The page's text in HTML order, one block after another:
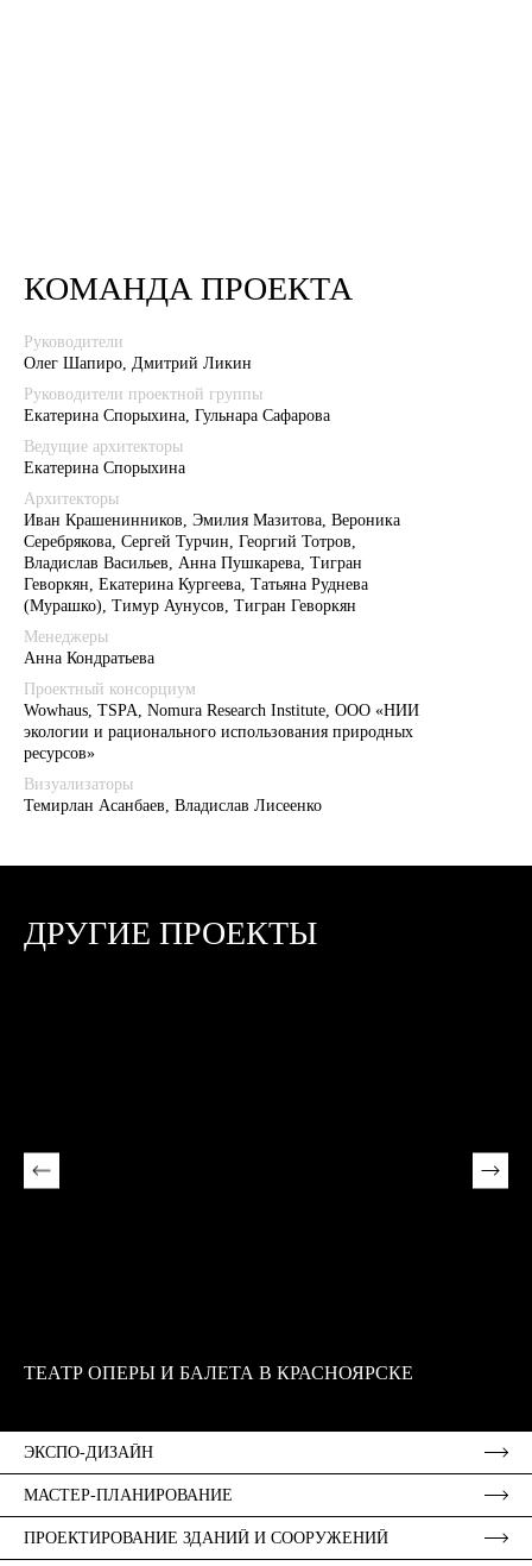
КОМАНДА ПРОЕКТА
Руководители
Олег Шапиро, Дмитрий Ликин
Руководители проектной группы
Екатерина Спорыхина, Гульнара Сафарова
Ведущие архитекторы
Екатерина Спорыхина
Архитекторы
Иван Крашенинников, Эмилия Мазитова, Вероника
Серебрякова, Сергей Турчин, Георгий Тотров,
Владислав Васильев, Анна Пушкарева, Тигран
Геворкян, Екатерина Кургеева, Татьяна Руднева
(Мурашко), Тимур Аунусов, Тигран Геворкян
Менеджеры
Анна Кондратьева
Проектный консорциум
Wowhaus, TSPA, Nomura Research Institute, ООО «НИИ
экологии и рационального использования природных
ресурсов»
Визуализаторы
Темирлан Асанбаев, Владислав Лисеенко
ДРУГИЕ ПРОЕКТЫ
ТЕАТР ОПЕРЫ И БАЛЕТА В КРАСНОЯРСКЕ
ЭКСПО-ДИЗАЙН
МАСТЕР-ПЛАНИРОВАНИЕ
ПРОЕКТИРОВАНИЕ ЗДАНИЙ И СООРУЖЕНИЙ